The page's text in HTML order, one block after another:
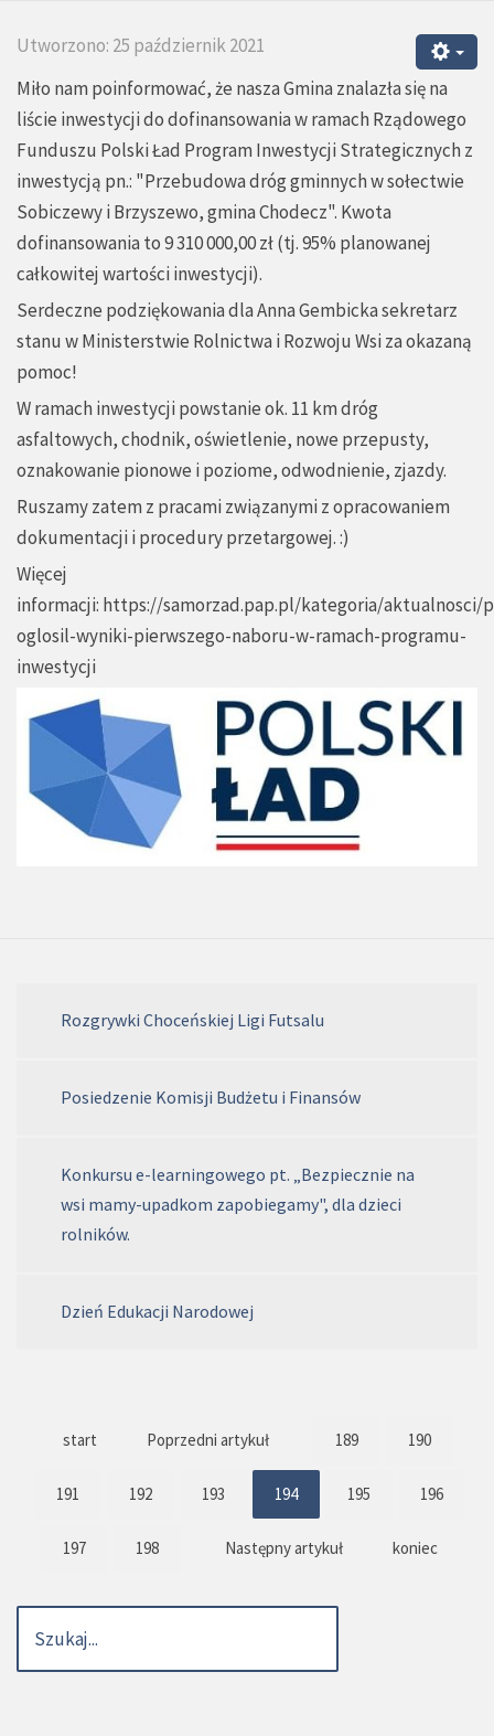
Utworzono: 25 październik 2021
Miło nam poinformować, że nasza Gmina znalazła się na
liście inwestycji do dofinansowania w ramach Rządowego
Funduszu Polski Ład Program Inwestycji Strategicznych z
inwestycją pn.: "Przebudowa dróg gminnych w sołectwie
Sobiczewy i Brzyszewo, gmina Chodecz". Kwota
dofinansowania to 9 310 000,00 zł (tj. 95% planowanej
całkowitej wartości inwestycji).
Serdeczne podziękowania dlaAnna Gembickasekretarz
stanu w Ministerstwie Rolnictwa i Rozwoju Wsi za okazaną
pomoc!
W ramach inwestycji powstanie ok. 11 km dróg
asfaltowych, chodnik, oświetlenie, nowe przepusty,
oznakowanie pionowe i poziome, odwodnienie, zjazdy.
Ruszamy zatem z pracami związanymi z opracowaniem
dokumentacji i procedury przetargowej. :)
Więcej
informacji: https://samorzad.pap.pl/kategoria/aktualnosci/
oglosil-wyniki-pierwszego-naboru-w-ramach-programu-
inwestycji
Rozgrywki Choceńskiej Ligi Futsalu
Posiedzenie Komisji Budżetu i Finansów
Konkursu e-learningowego pt. „Bezpiecznie na
wsi mamy-upadkom zapobiegamy", dla dzieci
rolników.
Dzień Edukacji Narodowej
start Poprzedni artykuł 189 190
191 192 193 194 195 196
197 198 Następny artykuł koniec